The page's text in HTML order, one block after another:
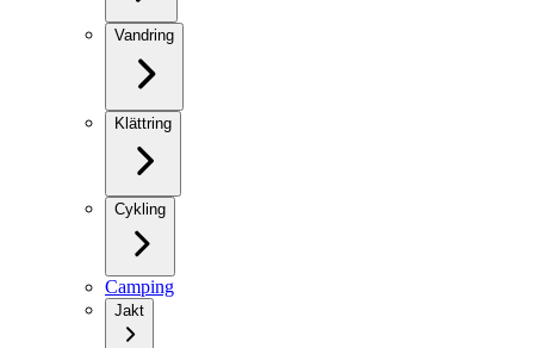
Vandring
Klättring
Cykling
Camping
Jakt